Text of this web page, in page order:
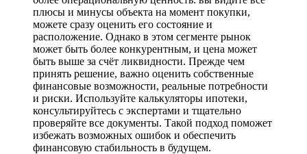
плюсы и минусы объекта на момент покупки,
можете сразу оценить его состояние и
расположение. Однако в этом сегменте рынок
может быть более конкурентным, и цена может
быть выше за счёт ликвидности. Прежде чем
принять решение, важно оценить собственные
финансовые возможности, реальные потребности
и риски. Используйте калькуляторы ипотеки,
консультируйтесь с экспертами и тщательно
проверяйте все документы. Такой подход поможет
избежать возможных ошибок и обеспечить
финансовую стабильность в будущем.